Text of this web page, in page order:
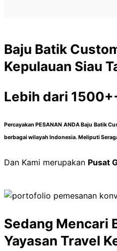
Baju Batik
Kepulauan Siau
Lebih dari
PercayakanPESANAN ANDABaju Batik
berbagai wilayah Indonesia. Meliputi
Dan Kami merupakan Pusat
Sedang Mencari
Yayasan Travel